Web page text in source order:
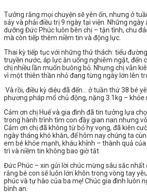
Tưởng rằng mọi chuyện sẽ yên ổn, nhưng ở
sảy và phải điều trị 9 ngày tại viện. Những ngày
dưỡng Đức Phúc luôn bên chị – tận tình, chu
mà còn tiếp thêm niềm tin và động lực.
Thai kỳ tiếp tục với những thử thách: tiểu
truyền nước, áp lực ăn uống nghiêm ngặt, đến
chị nhiều lần muốn buông bỏ. Nhưng chị vẫn
vì một thiên thần nhỏ đang từng ngày lớn lên
Và rồi, điều kỳ diệu đã đến… ở tuần thứ 38 bé
phương pháp mổ chủ động, nặng 3.1kg – khỏe
Cảm ơn chị Huế và gia đình đã tin tưởng lựa
trong hành trình tìm con đầy gian nan nhưng
Cảm ơn chị đã không từ bỏ hy vọng, đã kiên
ngày tháng khó khăn, để hôm nay chúng ta
em bé khỏe mạnh, kháu khỉnh – thành quả
trì và niềm tin không bao giờ tắt.
Đức Phúc – xin gửi lời chúc mừng sâu sắc nhất
rằng bé con sẽ luôn lớn khôn trong vòng tay
phúc và tự hào của ba mẹ! Chúc gia đình luôn
bình an.